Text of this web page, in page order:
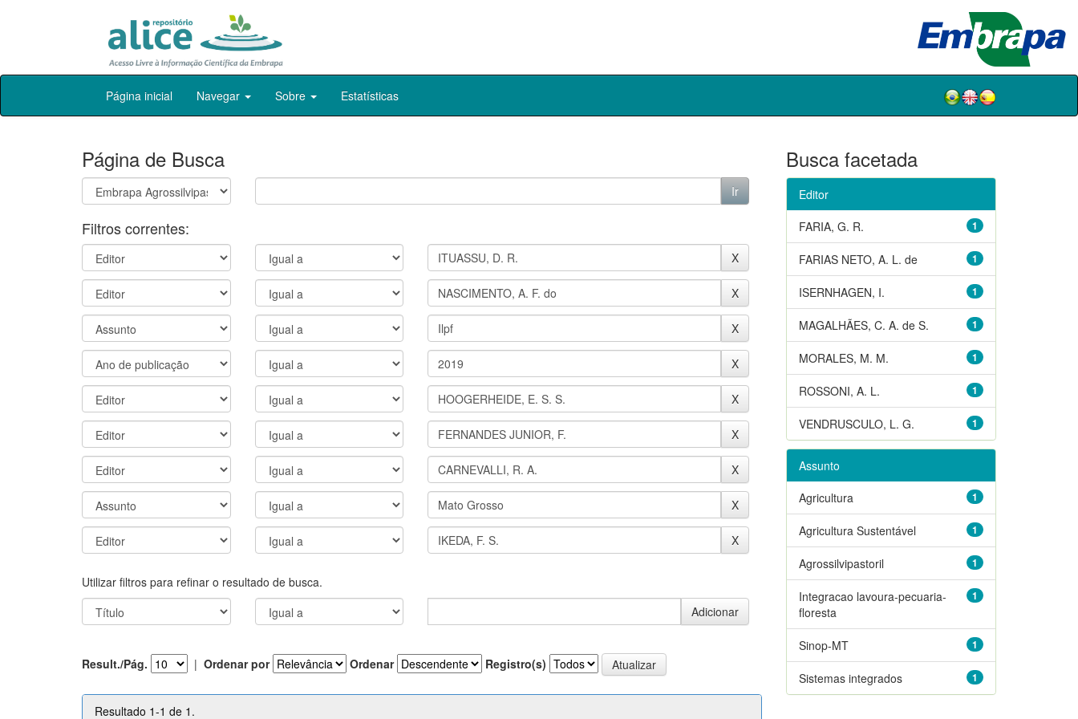
Skip
Página inicial Navegar Sobre Estatísticas
Página de Busca
Filtros correntes:
Utilizar filtros para refinar o resultado de busca.
Result./Pág. | Ordenar por Ordenar Registro(s)
Resultado 1-1 de 1.
Busca facetada
Editor
1
FARIA, G. R.
1
FARIAS NETO, A. L. de
1
ISERNHAGEN, I.
1
MAGALHÃES, C. A. de S.
1
MORALES, M. M.
1
ROSSONI, A. L.
1
VENDRUSCULO, L. G.
Assunto
1
Agricultura
1
Agricultura Sustentável
1
Agrossilvipastoril
1
Integracao lavoura-pecuaria-
floresta
1
Sinop-MT
1
Sistemas integrados